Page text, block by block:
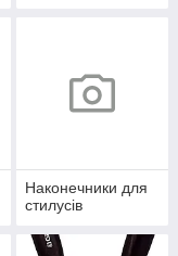
Наконечники для
стилусів